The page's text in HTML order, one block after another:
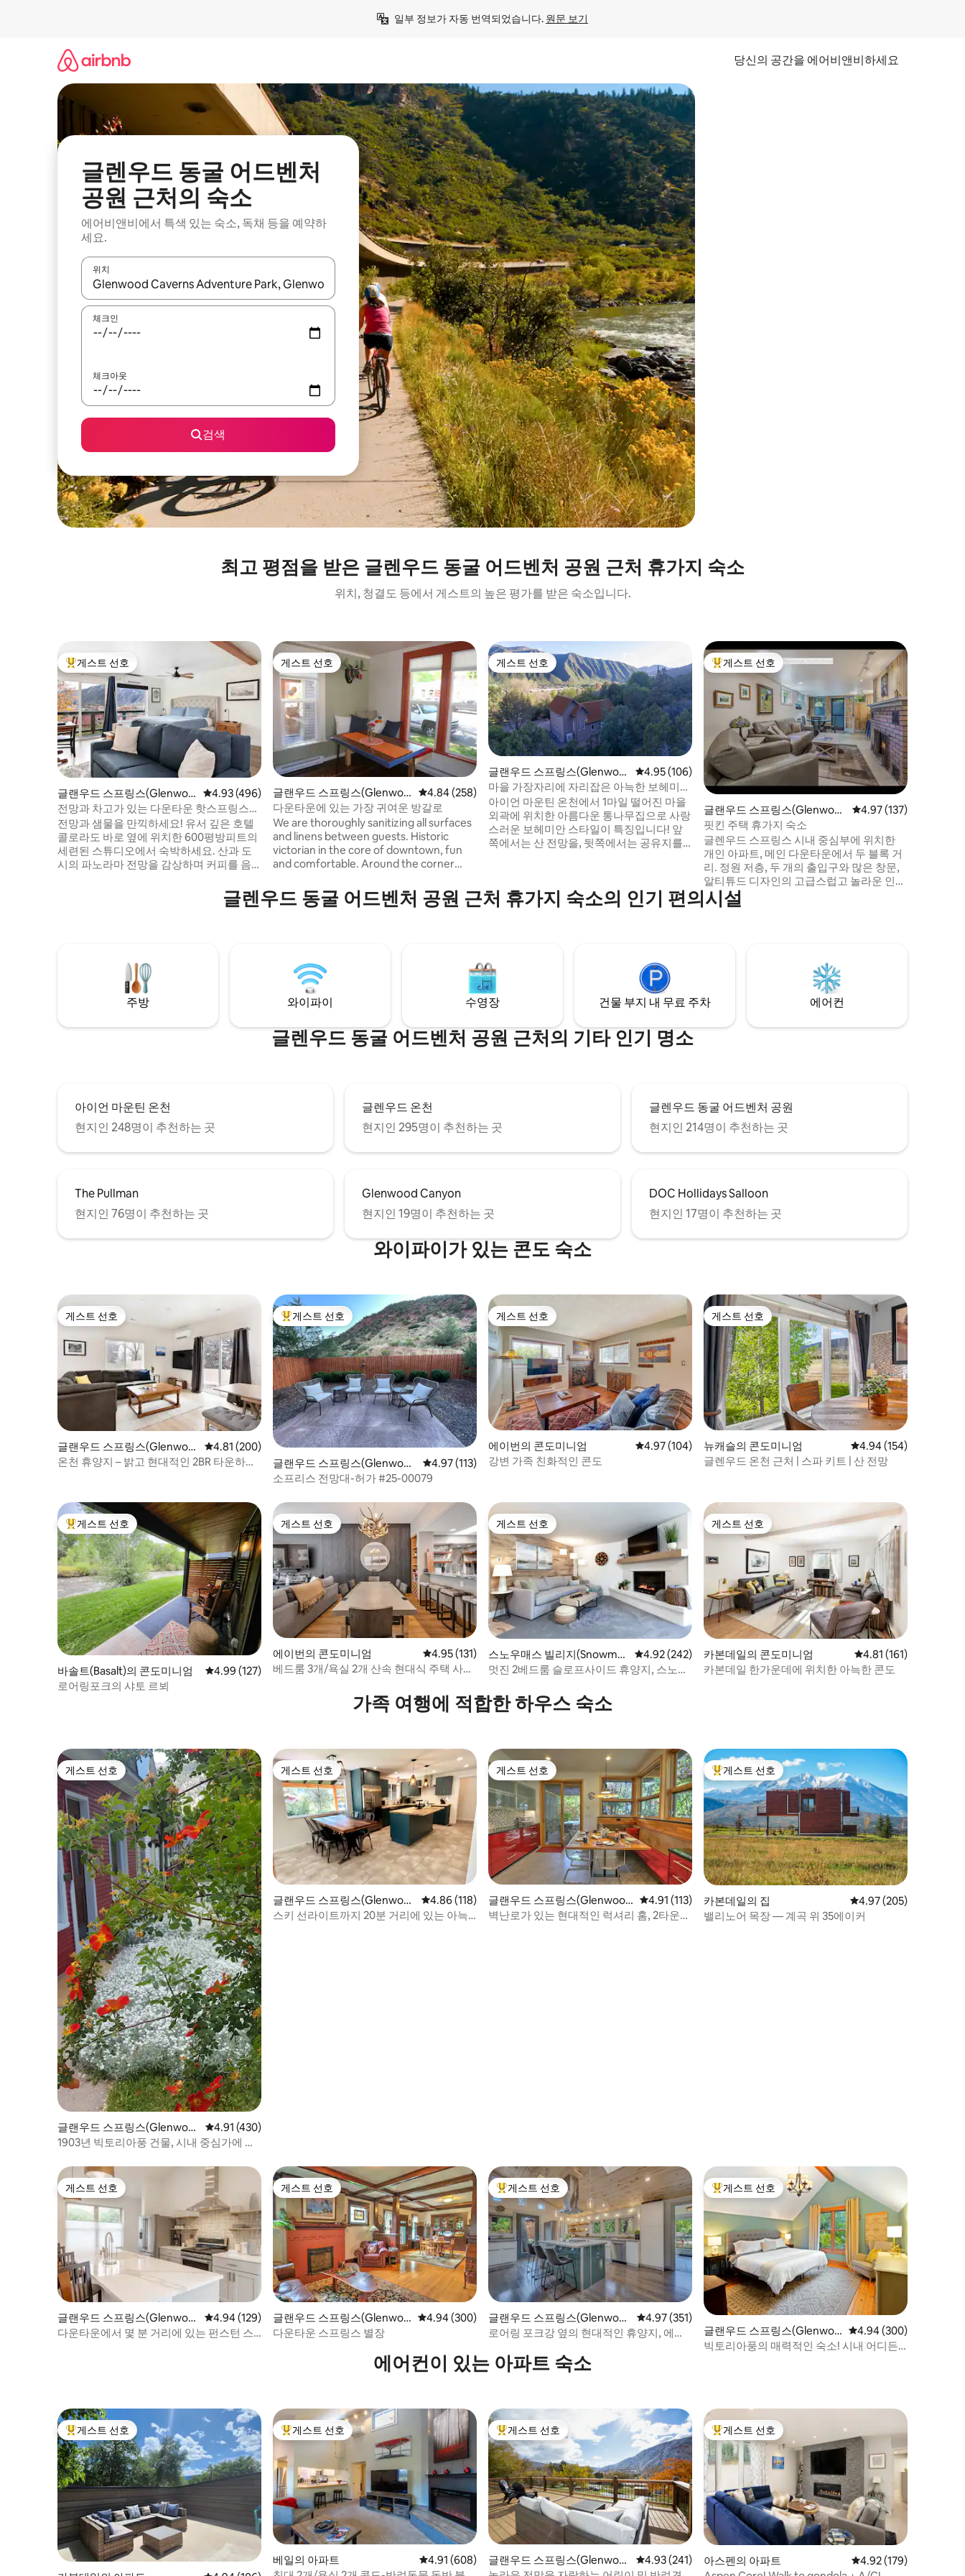
일부 정보가 자동 번역되었습니다. 원문 보기
당신의 공간을 에어비앤비하세요
글렌우드 동굴 어드벤처
공원 근처의 숙소
에어비앤비에서 특색 있는 숙소, 독채 등을 예약하
세요.
위치
결과가 나오면 위·아래 화살표 키를 사용하거나 터치 또는 스와이프 동작으로 탐색하세요.
체크인
체크아웃
검색
최고 평점을 받은 글렌우드 동굴 어드벤처 공원 근처 휴가지 숙소
위치, 청결도 등에서 게스트의 높은 평가를 받은 숙소입니다.
상위 게스트 선호
게스트 선호
글랜우드 스프링스(Glenwoo
d Springs)의 콘도미니엄
평점 4.93점(5점 만점), 후기 496개
4.93 (496)
전망과 차고가 있는 다운타운 핫스프링스
스튜디오
전망과 샘물을 만끽하세요! 유서 깊은 호텔
콜로라도 바로 옆에 위치한 600평방피트의
세련된 스튜디오에서 숙박하세요. 산과 도
시의 파노라마 전망을 감상하며 커피를 음
를 따라가 보행자 다리를 건너 레스토랑 거
리까지 가보세요. 원격 근무 또는 알파인 어
을 즐길 수 있습니다. 도심의 활기찬 분위기
에서 몇 걸음 떨어진 곳에서 조용하고 역사
적인 매력을 즐겨 보세요. 글렌우드스프링
스시 허가번호 ATR21-002
게스트 선호
게스트 선호
글랜우드 스프링스(Glenwoo
d Springs)의 게스트용 별채
평점 4.84점(5점 만점), 후기 258개
4.84 (258)
다운타운에 있는 가장 귀여운 방갈로
We are thoroughly sanitizing all surfaces
and linens between guests. Historic
victorian in the core of downtown, fun
and comfortable. Around the corner
Hotsprings just over bridge . 3 blocks to
one of the best hiking/biking trails. Easy
게스트 선호
게스트 선호
글랜우드 스프링스(Glenwoo
d Springs)의 집
평점 4.95점(5점 만점), 후기 106개
4.95 (106)
마을 가장자리에 자리잡은 아늑한 보헤미안
통나무집!
아이언 마운틴 온천에서 1마일 떨어진 마을
외곽에 위치한 아름다운 통나무집으로 사랑
스러운 보헤미안 스타일이 특징입니다! 앞
쪽에서는 산 전망을, 뒷쪽에서는 공유지를
으며 번거롭지 않습니다. 프라이버시와 편
리함이 핵심입니다. 모든 사람과 함께 메인
손끝으로 즐길 수 있습니다!
상위 게스트 선호
게스트 선호
글랜우드 스프링스(Glenwoo
d Springs)의 아파트
평점 4.97점(5점 만점),
4.97 (137)
핏킨 주택 휴가지 숙소
글렌우드 스프링스 시내 중심부에 위치한
개인 아파트, 메인 다운타운에서 두 블록 거
리. 정원 저층, 두 개의 출입구와 많은 창문,
알티튜드 디자인의 고급스럽고 놀라운 인테
리어 디자인이 있습니다. 온천까지 도보로
이동할 수 있습니다. 레스토랑 행, 상점, 공
유서 깊은 시내 숙소입니다. 약간의 소음을
예상할 수 있습니다. 글렌우드 시티: 허가번
글렌우드 동굴 어드벤처 공원 근처 휴가지 숙소의 인기 편의시설
주방 와이파이 수영장 건물 부지 내 무료 주차 에어컨
글렌우드 동굴 어드벤처 공원 근처의 기타 인기 명소
아이언 마운틴 온천
현지인 248명이 추천하는 곳
글렌우드 온천
현지인 295명이 추천하는 곳
글렌우드 동굴 어드벤처 공원
현지인 214명이 추천하는 곳
The Pullman
현지인 76명이 추천하는 곳
Glenwood Canyon
현지인 19명이 추천하는 곳
DOC Hollidays Salloon
현지인 17명이 추천하는 곳
와이파이가 있는 콘도 숙소
게스트 선호
게스트 선호
글랜우드 스프링스(Glenwoo
d Springs)의 콘도미니엄
평점 4.81점(5점 만점), 후기 200개
4.81 (200)
온천 휴양지 – 밝고 현대적인 2BR 타운하우
상위 게스트 선호
게스트 선호
글랜우드 스프링스(Glenwood
Springs)의 콘도미니엄
평점 4.97점(5점 만점), 후기 113개
4.97 (113)
소프리스 전망대-허가 #25-00079
게스트 선호
게스트 선호
에이번의 콘도미니엄 평점 4.97점(5점 만점), 후기 104개
4.97 (104)
강변 가족 친화적인 콘도
게스트 선호
게스트 선호
뉴캐슬의 콘도미니엄 평점 4.94점(5점 만점),
4.94 (154)
글렌우드 온천 근처 | 스파 키트 | 산 전망
상위 게스트 선호
게스트 선호
바솔트(Basalt)의 콘도미니엄 평점 4.99점(5점 만점), 후기 127개
4.99 (127)
로어링포크의 샤토 르뵈
게스트 선호
게스트 선호
에이번의 콘도미니엄 평점 4.95점(5점 만점), 후기 131개
4.95 (131)
베드룸 3개/욕실 2개 산속 현대식 주택 사우
게스트 선호
게스트 선호
스노우매스 빌리지(Snowmas
s Village)의 콘도미니엄
평점 4.92점(5점 만점), 후기 242개
4.92 (242)
멋진 2베드룸 슬로프사이드 휴양지, 스노마
게스트 선호
게스트 선호
카본데일의 콘도미니엄 평점 4.81점(5점 만점),
4.81 (161)
카본데일 한가운데에 위치한 아늑한 콘도
가족 여행에 적합한 하우스 숙소
게스트 선호
게스트 선호
글랜우드 스프링스(Glenwoo
d Springs)의 집
평점 4.91점(5점 만점), 후기 430개
4.91 (430)
1903년 빅토리아풍 건물, 시내 중심가에 위
게스트 선호
게스트 선호
글랜우드 스프링스(Glenwoo
d Springs)의 집
평점 4.86점(5점 만점), 후기 118개
4.86 (118)
스키 선라이트까지 20분 거리에 있는 아늑
게스트 선호
게스트 선호
글랜우드 스프링스(Glenwood
Springs)의 집
평점 4.91점(5점 만점), 후기 113개
4.91 (113)
벽난로가 있는 현대적인 럭셔리 홈, 2타운까
상위 게스트 선호
게스트 선호
카본데일의 집 평점 4.97점(5점 만점),
4.97 (205)
밸리노어 목장 — 계곡 위 35에이커
게스트 선호
게스트 선호
글랜우드 스프링스(Glenwoo
d Springs)의 집
평점 4.94점(5점 만점), 후기 129개
4.94 (129)
다운타운에서 몇 분 거리에 있는 펀스턴 스
게스트 선호
게스트 선호
글랜우드 스프링스(Glenwoo
d Springs)의 집
평점 4.94점(5점 만점), 후기 300개
4.94 (300)
다운타운 스프링스 별장
상위 게스트 선호
게스트 선호
글랜우드 스프링스(Glenwoo
d Springs)의 집
평점 4.97점(5점 만점), 후기 351개
4.97 (351)
로어링 포크강 옆의 현대적인 휴양지, 에어
상위 게스트 선호
게스트 선호
글랜우드 스프링스(Glenwoo
d Springs)의 집
평점 4.94점(5점 만점),
4.94 (300)
빅토리아풍의 매력적인 숙소! 시내 어디든
에어컨이 있는 아파트 숙소
상위 게스트 선호
게스트 선호 상위 게스트 선호
게스트 선호
베일의 아파트 평점 4.91점(5점 만점), 후기 608개
4.91 (608)
상위 게스트 선호
게스트 선호
글랜우드 스프링스(Glenwoo
평점 4.93점(5점 만점), 후기 241개
4.93 (241)
상위 게스트 선호
게스트 선호
아스펜의 아파트 평점 4.92점(5점 만점),
4.92 (179)